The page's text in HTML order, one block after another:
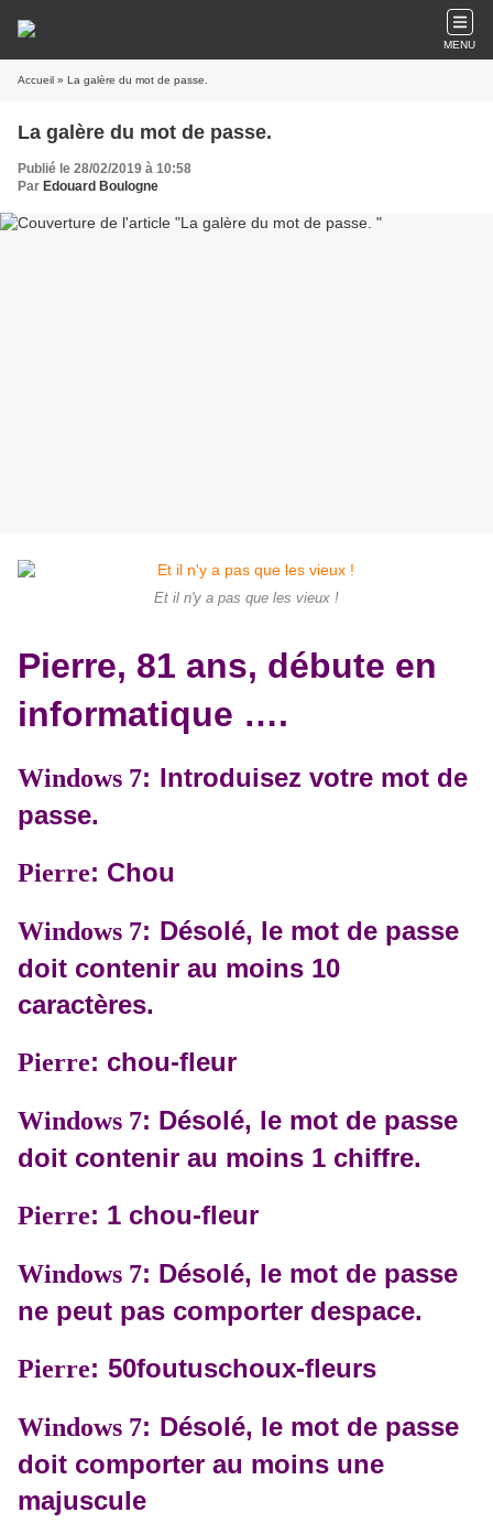
MENU
Accueil » La galère du mot de passe.
La galère du mot de passe.
Publié le 28/02/2019 à 10:58
Par Edouard Boulogne
Et il n'y a pas que les vieux !
Pierre, 81 ans, débute en
informatique ….
Windows 7: Introduisez votre mot de
passe.
Pierre: Chou
Windows 7: Désolé, le mot de passe
doit contenir au moins 10
caractères.
Pierre: chou-fleur
Windows 7: Désolé, le mot de passe
doit contenir au moins 1 chiffre.
Pierre: 1 chou-fleur
Windows 7: Désolé, le mot de passe
ne peut pas comporter despace.
Pierre: 50foutuschoux-fleurs
Windows 7: Désolé, le mot de passe
doit comporter au moins une
majuscule